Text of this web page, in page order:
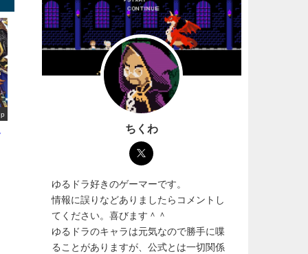
ちくわ
ゆるドラ好きのゲーマーです。
情報に誤りなどありましたらコメントし
てください。喜びます＾＾
ゆるドラのキャラは元気なので勝手に喋
ることがありますが、公式とは一切関係